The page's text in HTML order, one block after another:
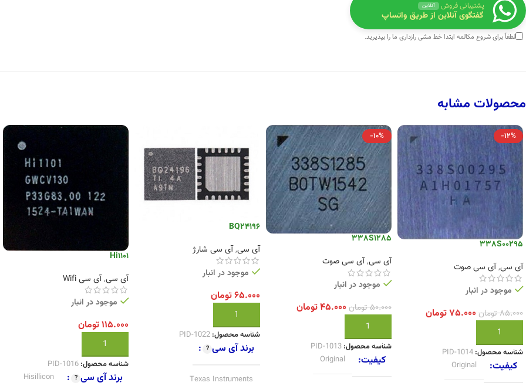
پشتیبانی فروش آنلاین
گفتگوی آنلاین از طریق واتساپ
لطفاً برای شروع مکالمه ابتداخط مشی رازداری ما را بپذیرید.
محصولات مشابه
-12%
338S00295
آی سی,آی سی صوت
موجود در انبار
۸۵.۰۰۰تومان ۷۵.۰۰۰تومان
افزودن به سبد خرید
شناسه محصول: PID-1014
کیفیت Original
-10%
338S1285
آی سی,آی سی صوت
موجود در انبار
۵۰.۰۰۰تومان ۴۵.۰۰۰تومان
افزودن به سبد خرید
شناسه محصول: PID-1013
کیفیت Original
BQ24196
آی سی,آی سی شارژ
موجود در انبار
۶۵.۰۰۰تومان
افزودن به سبد خرید
شناسه محصول: PID-1022
برند آی سی
Texas Instruments
Hi1101
آی سی,آی سی Wifi
موجود در انبار
۱۱۵.۰۰۰تومان
افزودن به سبد خرید
شناسه محصول: PID-1016
برند آی سی Hisillicon